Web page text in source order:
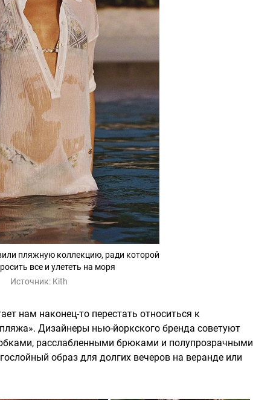
пляжную коллекцию, ради которой
все и улететь на моря
Источник: Kith
нам наконец-то перестать относиться к
Дизайнеры нью-йоркского бренда советуют
расслабленными брюками и полупрозрачными
образ для долгих вечеров на веранде или